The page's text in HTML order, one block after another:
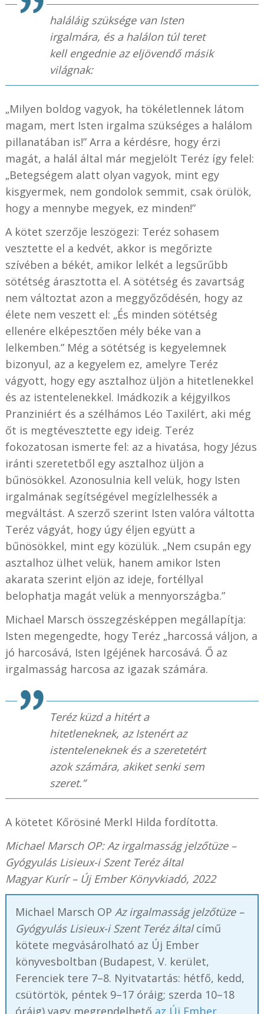
haláláig szüksége van Isten
irgalmára, és a halálon túl teret
kell engednie az eljövendő másik
világnak:
„Milyen boldog vagyok, ha tökéletlennek látom
magam, mert Isten irgalma szükséges a halálom
pillanatában is!” Arra a kérdésre, hogy érzi
magát, a halál által már megjelölt Teréz így felel:
„Betegségem alatt olyan vagyok, mint egy
kisgyermek, nem gondolok semmit, csak örülök,
hogy a mennybe megyek, ez minden!”
A kötet szerzője leszögezi: Teréz sohasem
vesztette el a kedvét, akkor is megőrizte
szívében a békét, amikor lelkét a legsűrűbb
sötétség árasztotta el. A sötétség és zavartság
nem változtat azon a meggyőződésén, hogy az
élete nem veszett el: „És minden sötétség
ellenére elképesztően mély béke van a
lelkemben.” Még a sötétség is kegyelemnek
bizonyul, az a kegyelem ez, amelyre Teréz
vágyott, hogy egy asztalhoz üljön a hitetlenekkel
és az istentelenekkel. Imádkozik a kéjgyilkos
Pranziniért és a szélhámos Léo Taxilért, aki még
őt is megtévesztette egy ideig. Teréz
fokozatosan ismerte fel: az a hivatása, hogy Jézus
iránti szeretetből egy asztalhoz üljön a
bűnösökkel. Azonosulnia kell velük, hogy Isten
irgalmának segítségével megízlelhessék a
megváltást. A szerző szerint Isten valóra váltotta
Teréz vágyát, hogy úgy éljen együtt a
bűnösökkel, mint egy közülük. „Nem csupán egy
asztalhoz ülhet velük, hanem amikor Isten
akarata szerint eljön az ideje, fortéllyal
belophatja magát velük a mennyországba.”
Michael Marsch összegzésképpen megállapítja:
Isten megengedte, hogy Teréz „harcossá váljon, a
jó harcosává, Isten Igéjének harcosává. Ő az
irgalmasság harcosa az igazak számára.
Teréz küzd a hitért a
hitetleneknek, az Istenért az
istenteleneknek és a szeretetért
azok számára, akiket senki sem
szeret.”
A kötetet Kőrösiné Merkl Hilda fordította.
Michael Marsch OP: Az irgalmasság jelzőtüze –
Gyógyulás Lisieux-i Szent Teréz által
Magyar Kurír – Új Ember Könyvkiadó, 2022
Michael Marsch OP Az irgalmasság jelzőtüze –
Gyógyulás Lisieux-i Szent Teréz általcímű
kötete megvásárolható az Új Ember
könyvesboltban (Budapest, V. kerület,
Ferenciek tere 7–8. Nyitvatartás: hétfő, kedd,
csütörtök, péntek 9–17 óráig; szerda 10–18
óráig) vagy megrendelhető az Új Ember